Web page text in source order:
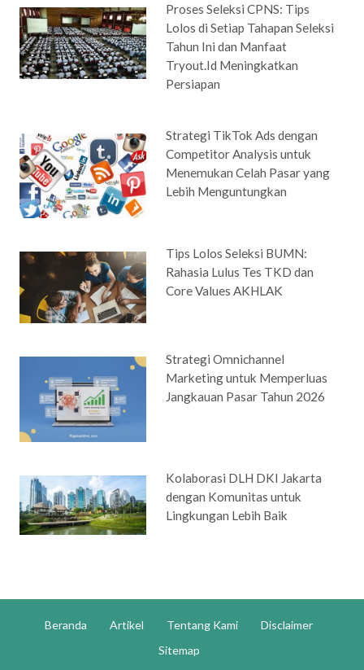
Proses Seleksi CPNS: Tips
Lolos di Setiap Tahapan Seleksi
Tahun Ini dan Manfaat
Tryout.Id Meningkatkan
Persiapan
Strategi TikTok Ads dengan
Competitor Analysis untuk
Menemukan Celah Pasar yang
Lebih Menguntungkan
Tips Lolos Seleksi BUMN:
Rahasia Lulus Tes TKD dan
Core Values AKHLAK
Strategi Omnichannel
Marketing untuk Memperluas
Jangkauan Pasar Tahun 2026
Kolaborasi DLH DKI Jakarta
dengan Komunitas untuk
Lingkungan Lebih Baik
Beranda Artikel Tentang Kami
Disclaimer
Sitemap